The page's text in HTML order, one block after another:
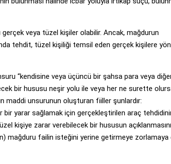
veya tüzel kişiler olabilir. Ancak, mağdurun
tehdit, tüzel kişiliği temsil eden gerçek kişilere
“kendisine veya üçüncü bir şahsa para veya
bir hususu neşir yolu ile veya her ne surette
maddi unsurunun oluşturan fiiller şunlardır:
bir yarar sağlamak için gerçekleştirilen araç
kişiye zarar verebilecek bir hususun
mağduru failin isteğini yerine getirmeye zorlamaya